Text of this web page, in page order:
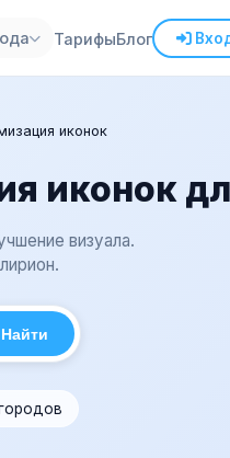
ТарифыБлог
иконок
иконок
визуала.
Найти